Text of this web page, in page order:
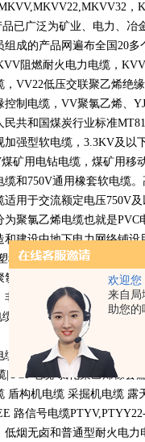
欢迎您
来自局
助您的
，
品已广泛为矿业、电力、冶
组成的产品网遍布全国 20多
阻燃耐火电力电缆， KVV
VV22低压交联聚乙烯绝缘
制电缆， VV聚氯乙烯、
民共和国煤炭行业标准
强型软电缆， 3.3KV及以
煤矿用电钻电缆，煤矿用移
缆和750V通用橡套软电缆
适用于交流额定电压750V
为聚氯乙烯电缆也就是PVC
和建设中地下电力网络铺
料控制电缆全称聚氯乙烯
氯乙烯绝缘和护套的电缆工
非标电缆，特种需要的电
， ZR-VV电缆） 耐火电缆
等屏蔽电力电缆 钢丝
（
RVVZ电缆） 矿用防暴
|UGF电缆 氯化聚乙烯橡套
盾构机电缆 采掘机电缆 露
路信号电缆
低烟无卤和普通型耐火电